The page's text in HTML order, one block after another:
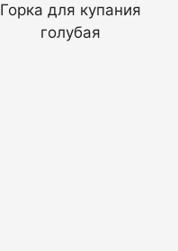
Горка для купания
голубая